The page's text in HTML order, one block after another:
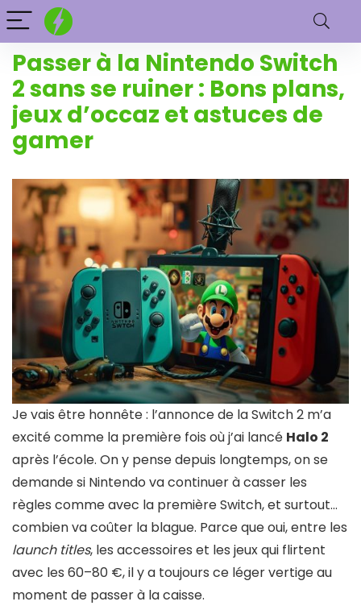
Passer à la Nintendo Switch
2 sans se ruiner : Bons plans,
jeux d’occaz et astuces de
gamer
Je vais être honnête : l’annonce de la Switch 2 m’a
excité comme la première fois où j’ai lancé Halo 2
après l’école. On y pense depuis longtemps, on se
demande si Nintendo va continuer à casser les
règles comme avec la première Switch, et surtout…
combien va coûter la blague. Parce que oui, entre les
launch titles, les accessoires et les jeux qui flirtent
avec les 60–80 €, il y a toujours ce léger vertige au
moment de passer à la caisse.